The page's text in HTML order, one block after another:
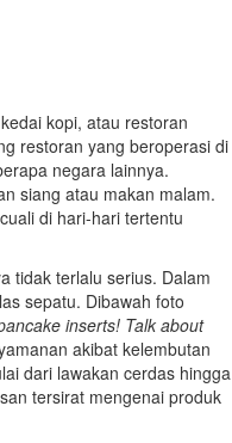
kopi, atau restoran
restoran yang beroperasi di
negara lainnya.
siang atau makan malam.
di hari-hari tertentu
tidak terlalu serius. Dalam
sepatu. Dibawah foto
inserts! Talk about
akibat kelembutan
dari lawakan cerdas hingga
tersirat mengenai produk